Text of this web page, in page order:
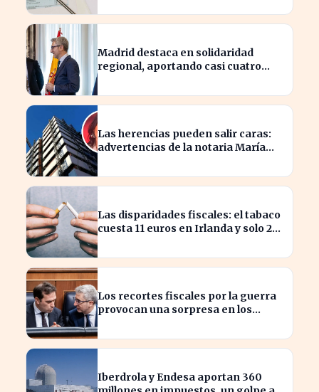
Madrid destaca en solidaridad
regional, aportando casi cuatro
Las herencias pueden salir caras:
advertencias de la notaria María
Las disparidades fiscales: el tabaco
cuesta 11 euros en Irlanda y solo 2
Los recortes fiscales por la guerra
provocan una sorpresa en los
Iberdrola y Endesa aportan 360